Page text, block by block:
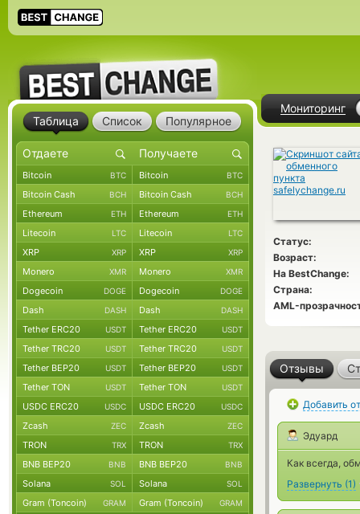
Мониторинг
Статус:
Возраст:
На BestChange:
Страна:
AML-
Отзывы
Добавить
Эдуард
Как всегда,
Развернуть (1)
Таблица Список Популярное
Bitcoin BTC Bitcoin BTC
Bitcoin Cash BCH Bitcoin Cash BCH
Ethereum ETH Ethereum ETH
Litecoin LTC Litecoin LTC
XRP XRP XRP XRP
Monero XMR Monero XMR
Dogecoin DOGE Dogecoin DOGE
Dash DASH Dash DASH
Tether ERC20 USDT Tether ERC20 USDT
Tether TRC20 USDT Tether TRC20 USDT
Tether BEP20 USDT Tether BEP20 USDT
Tether TON USDT Tether TON USDT
USDC ERC20 USDC USDC ERC20 USDC
Zcash ZEC Zcash ZEC
TRON TRX TRON TRX
BNB BEP20 BNB BNB BEP20 BNB
Solana SOL Solana SOL
Gram (Toncoin) GRAM Gram (Toncoin) GRAM